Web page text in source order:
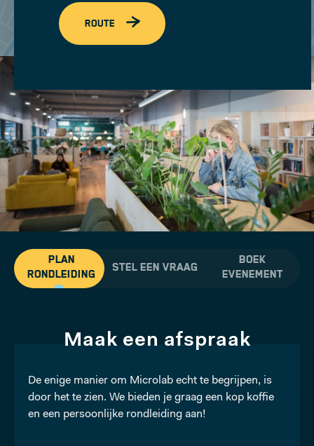
ROUTE
PLAN
RONDLEIDING
STEL EEN VRAAG
BOEK
EVENEMENT
Maak een afspraak
De enige manier om Microlab echt te begrijpen, is
door het te zien. We bieden je graag een kop koffie
en een persoonlijke rondleiding aan!